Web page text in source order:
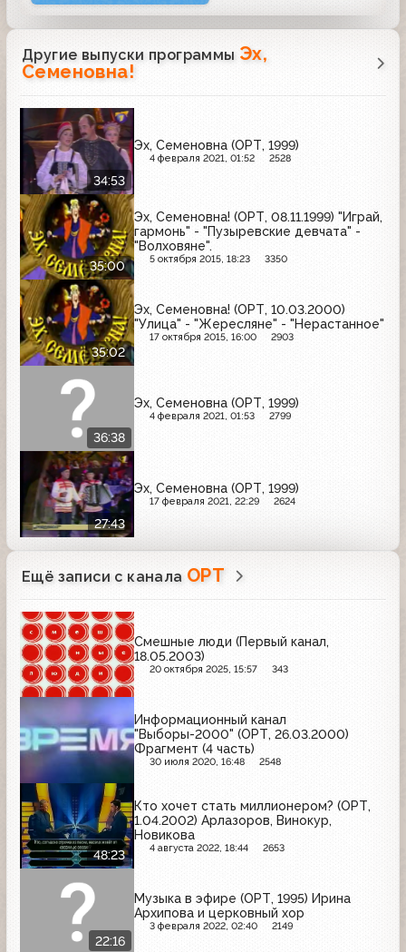
Другие выпуски программы Эх,
Семеновна!
34:53
Эх, Семеновна (ОРТ, 1999)
4 февраля 2021, 01:52 2528
35:00
Эх, Семеновна! (ОРТ, 08.11.1999) "Играй,
гармонь" - "Пузыревские девчата" -
"Волховяне".
5 октября 2015, 18:23 3350
35:02
Эх, Семеновна! (ОРТ, 10.03.2000)
"Улица" - "Жересляне" - "Нерастанное"
17 октября 2015, 16:00 2903
36:38
Эх, Семеновна (ОРТ, 1999)
4 февраля 2021, 01:53 2799
27:43
Эх, Семеновна (ОРТ, 1999)
17 февраля 2021, 22:29 2624
Ещё записи с канала ОРТ
Смешные люди (Первый канал,
18.05.2003)
20 октября 2025, 15:57 343
Информационный канал
"Выборы-2000" (ОРТ, 26.03.2000)
Фрагмент (4 часть)
30 июля 2020, 16:48 2548
48:23
Кто хочет стать миллионером? (ОРТ,
1.04.2002) Арлазоров, Винокур,
Новикова
4 августа 2022, 18:44 2653
22:16
Музыка в эфире (ОРТ, 1995) Ирина
Архипова и церковный хор
3 февраля 2022, 02:40 2149